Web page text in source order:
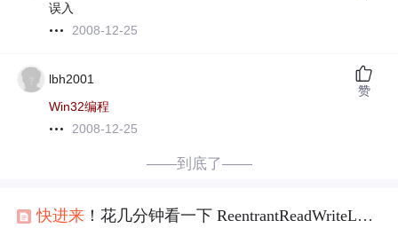
误入
2008-12-25
lbh2001
Win32编程
2008-12-25
赞
——到底了——
快进来 ！花几分钟看一下 ReentrantReadWriteLock 的原理！